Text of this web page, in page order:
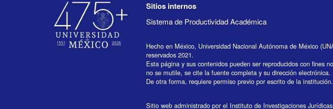
Sitios internos
Sistema de Productividad Académica
Hecho en México, Universidad Nacional Autónoma de México
reservados 2021.
Esta página y sus contenidos pueden ser reproducidos con fines
no se mutile, se cite la fuente completa y su dirección electrónica.
De otra forma, requiere permiso previo por escrito de la institución.
Sitio web administrado por el Instituto de Investigaciones